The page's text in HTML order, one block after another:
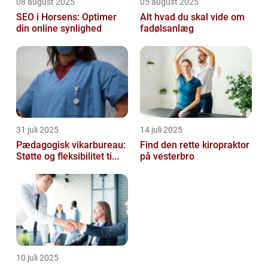
SEO i Horsens: Optimer
din online synlighed
Alt hvad du skal vide om
fadølsanlæg
31 juli 2025
Pædagogisk vikarbureau:
Støtte og fleksibilitet ti...
14 juli 2025
Find den rette kiropraktor
på vesterbro
10 juli 2025